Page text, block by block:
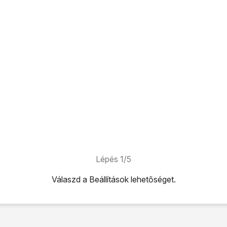
Lépés 1/5
Válaszd a Beállításoklehetőséget.
lehetőséget.